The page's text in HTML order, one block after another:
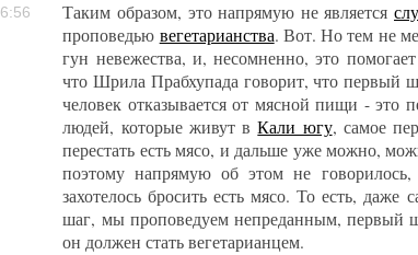
Таким образом, это напрямую не является
проповедью вегетарианства. Вот. Но тем не
гун невежества, и, несомненно, это
что Шрила Прабхупада говорит, что первый
человек отказывается от мясной пищи -
людей, которые живут вКали югу, самое
перестать есть мясо, и дальше уже можно,
поэтому напрямую об этом не
захотелось бросить есть мясо. То есть,
шаг, мы проповедуем непреданным, первый
он должен стать вегетарианцем.